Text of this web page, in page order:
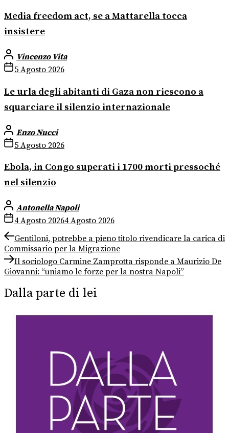
Media freedom act, se a Mattarella tocca
insistere
Vincenzo Vita
5 Agosto 2026
Le urla degli abitanti di Gaza non riescono a
squarciare il silenzio internazionale
Enzo Nucci
5 Agosto 2026
Ebola, in Congo superati i 1700 morti pressoché
nel silenzio
Antonella Napoli
4 Agosto 20264 Agosto 2026
Navigazione
articoli
Previous
post:
Gentiloni, potrebbe a pieno titolo rivendicare la carica di
Commissario per la Migrazione
Next
post:
Il sociologo Carmine Zamprotta risponde a Maurizio De
Giovanni: “uniamo le forze per la nostra Napoli”
Dalla parte di lei